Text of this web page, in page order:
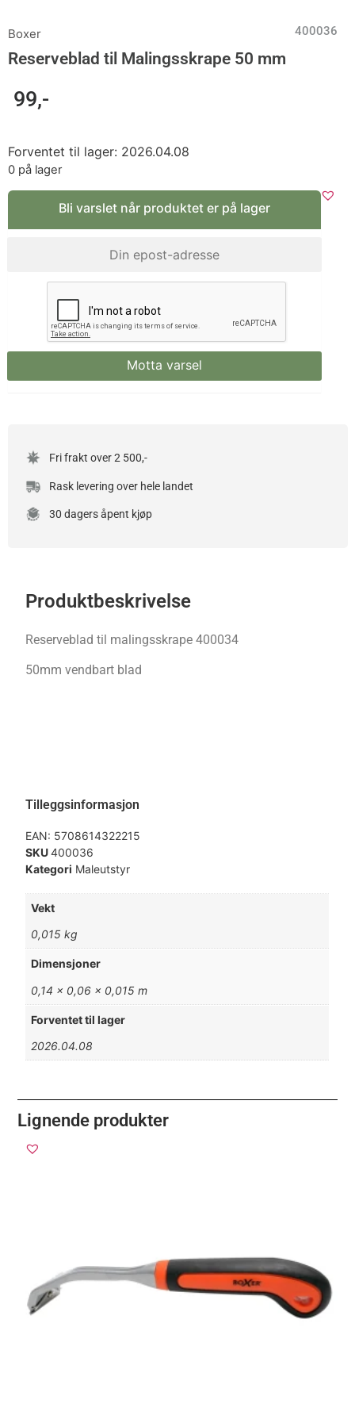
Boxer 400036
Reserveblad til Malingsskrape 50 mm
99,-
Forventet til lager: 2026.04.08
0 på lager
Bli varslet når produktet er på lager
Fri frakt over 2 500,-
Rask levering over hele landet
30 dagers åpent kjøp
Produktbeskrivelse
Reserveblad til malingsskrape 400034
50mm vendbart blad
Tilleggsinformasjon
EAN: 5708614322215
SKU400036
Kategori Maleutstyr
Vekt
0,015 kg
Dimensjoner
0,14 × 0,06 × 0,015 m
Forventet til lager
2026.04.08
Lignende produkter